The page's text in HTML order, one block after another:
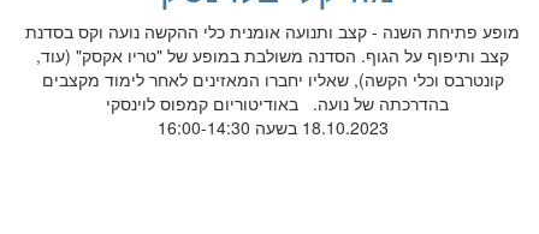
מופע פתיחת השנה - קצב ותנועה אומנית כלי ההקשה נועה וקס בסדנת
קצב ותיפוף על הגוף. הסדנה משולבת במופע של "טריו אקסק" (עוד,
קונטרבס וכלי הקשה), שאליו יחברו המאזינים לאחר לימוד מקצבים
בהדרכתה של נועה. באודיטוריום קמפוס לוינסקי
18.10.2023 בשעה 16:00-14:30